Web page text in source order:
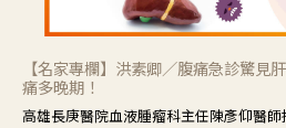
【名家專欄】洪素卿／腹痛急診驚見
痛多晚期！
高雄長庚醫院血液腫瘤科主任陳彥仰醫